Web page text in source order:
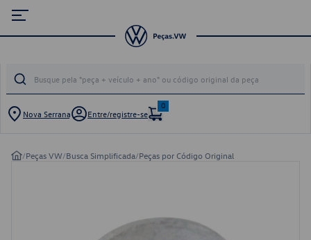
Nova Serrana Entre/registre-se
0
/Peças VW/Busca Simplificada/Peças por Código Original